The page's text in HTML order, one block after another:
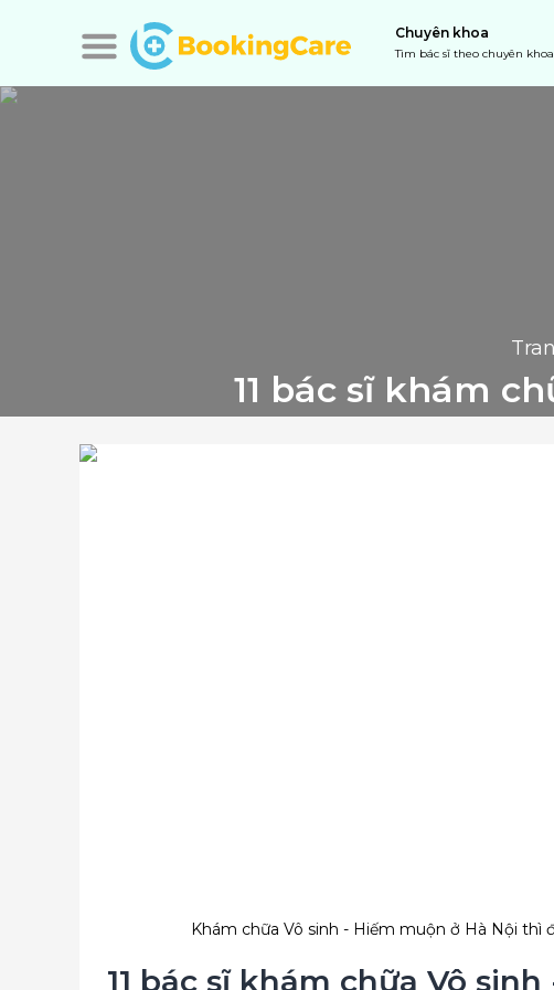
Chuyên khoa
Tìm bác sĩ theo chuyên khoa
11 bác sĩ khám
Khám chữa Vô sinh - Hiếm muộn ở Hà Nội thì
11 bác sĩ khám chữa Vô